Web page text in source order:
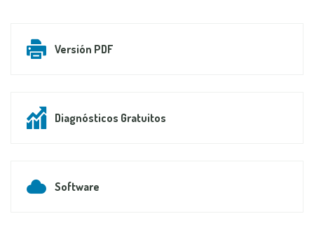
Versión PDF
Diagnósticos Gratuitos
Software